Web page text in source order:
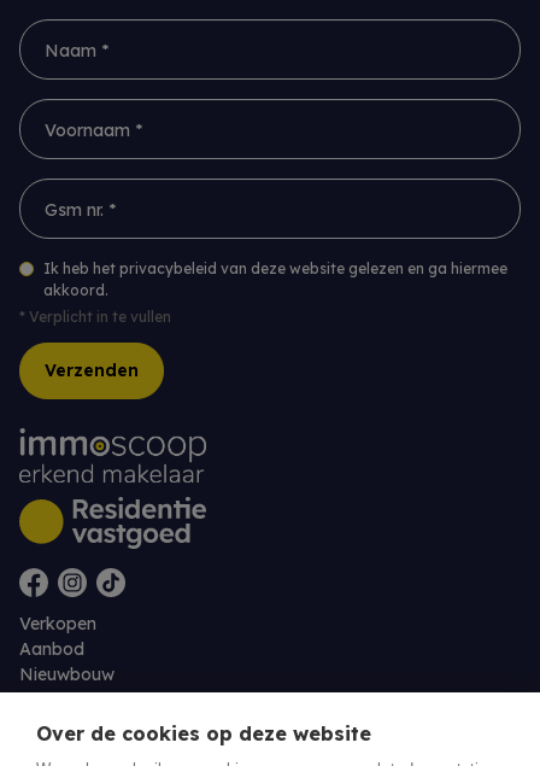
Naam *
Voornaam *
Gsm nr. *
Ik heb het privacybeleid van deze website gelezen en ga hiermee
akkoord.
* Verplicht in te vullen
Verzenden
Verkopen
Aanbod
Nieuwbouw
Over ons
Contact
Over de cookies op deze website